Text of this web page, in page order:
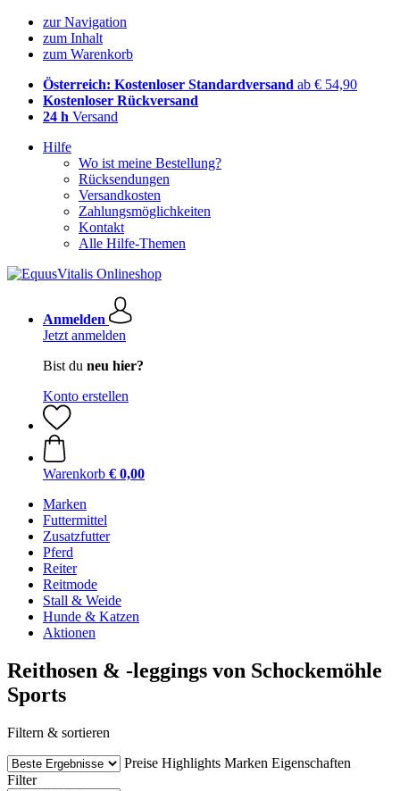
zur Navigation
zum Inhalt
zum Warenkorb
Österreich: Kostenloser Standardversand ab € 54,90
Kostenloser Rückversand
24 h Versand
Hilfe
Wo ist meine Bestellung?
Rücksendungen
Versandkosten
Zahlungsmöglichkeiten
Kontakt
Alle Hilfe-Themen
Anmelden
Jetzt anmelden
Bist du neu hier?
Konto erstellen
Warenkorb € 0,00
Marken
Futtermittel
Zusatzfutter
Pferd
Reiter
Reitmode
Stall & Weide
Hunde & Katzen
Aktionen
Reithosen & -leggings von Schockemöhle
Sports
Filtern & sortieren
Preise Highlights Marken Eigenschaften
Filter